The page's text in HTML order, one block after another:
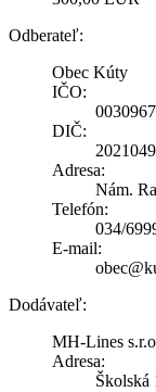
Odberateľ:
Obec Kúty
IČO:
DIČ:
Adresa:
Nám.
Telefón:
034/
E-mail:
Dodávateľ:
MH-Lines
Adresa:
Školská